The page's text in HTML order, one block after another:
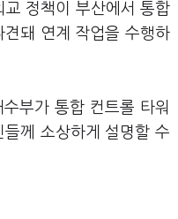
교 정책이 부산에서 통합
돼 연계 작업을 수행하
부가 통합 컨트롤 타워
께 소상하게 설명할 수